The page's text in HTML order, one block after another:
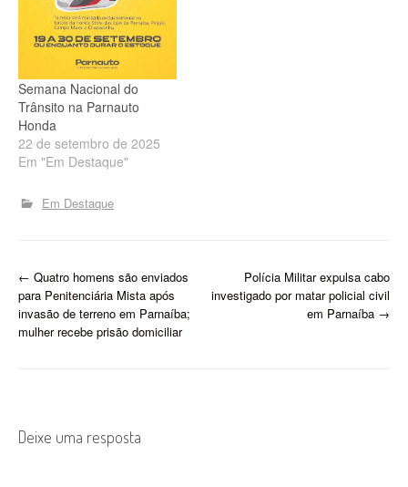
Semana Nacional do
Trânsito na Parnauto
Honda
22 de setembro de 2025
Em "Em Destaque"
Em Destaque
P
o
a
← Quatro homens são enviados
para Penitenciária Mista após
invasão de terreno em Parnaíba;
mulher recebe prisão domiciliar
Polícia Militar expulsa cabo
investigado por matar policial civil
em Parnaíba →
Deixe uma resposta